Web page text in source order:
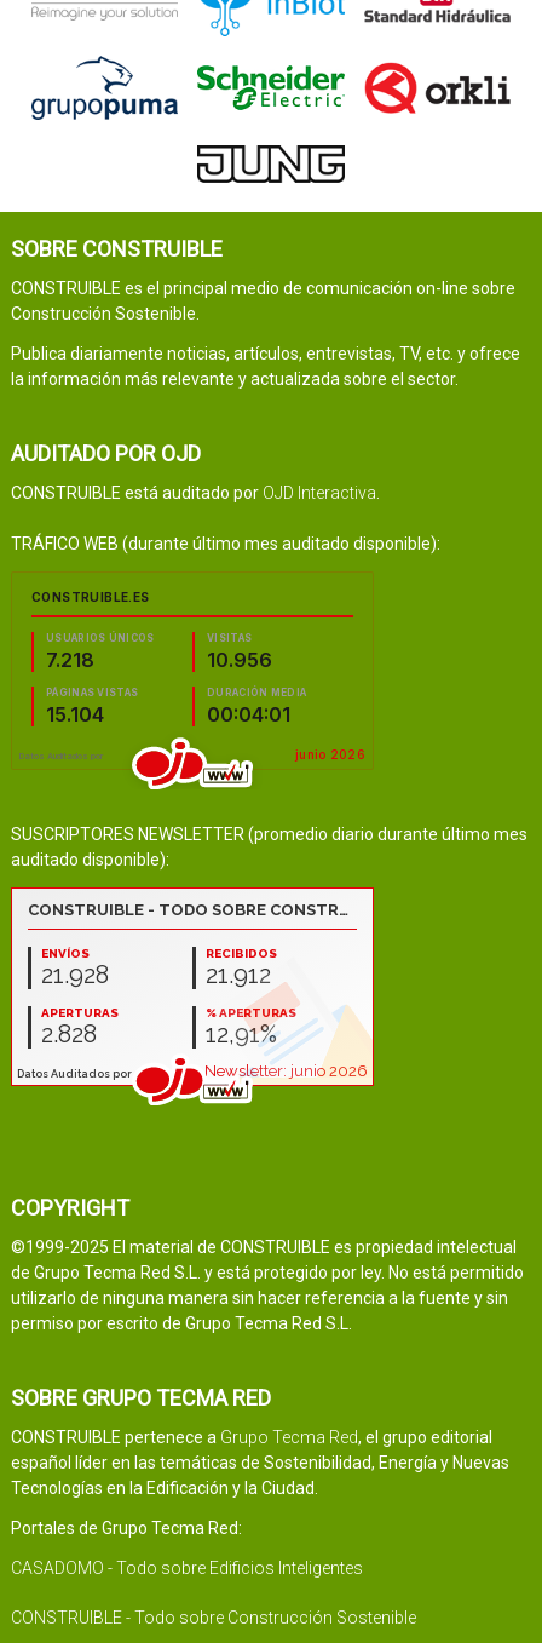
SOBRE CONSTRUIBLE
CONSTRUIBLE es el principal medio de comunicación on-line sobre
Construcción Sostenible.
Publica diariamente noticias, artículos, entrevistas, TV, etc. y ofrece
la información más relevante y actualizada sobre el sector.
AUDITADO POR OJD
CONSTRUIBLE está auditado por OJD Interactiva
TRÁFICO WEB (durante último mes auditado disponible):
SUSCRIPTORES NEWSLETTER (promedio diario durante último mes
auditado disponible):
COPYRIGHT
©1999-2025 El material de CONSTRUIBLE es propiedad intelectual
de Grupo Tecma Red S.L. y está protegido por ley. No está permitido
utilizarlo de ninguna manera sin hacer referencia a la fuente y sin
permiso por escrito de Grupo Tecma Red S.L.
SOBRE GRUPO TECMA RED
CONSTRUIBLE pertenece a Grupo Tecma Red, el grupo editorial
español líder en las temáticas de Sostenibilidad, Energía y Nuevas
Tecnologías en la Edificación y la Ciudad.
Portales de Grupo Tecma Red:
CASADOMO - Todo sobre Edificios Inteligentes
CONSTRUIBLE - Todo sobre Construcción Sostenible